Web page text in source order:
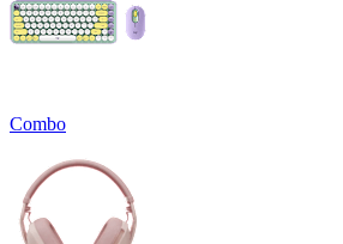
Combo